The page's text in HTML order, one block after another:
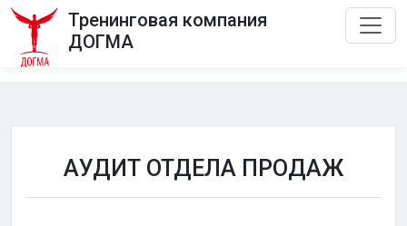
Тренинговая компания
ДОГМА
АУДИТ ОТДЕЛА ПРОДАЖ